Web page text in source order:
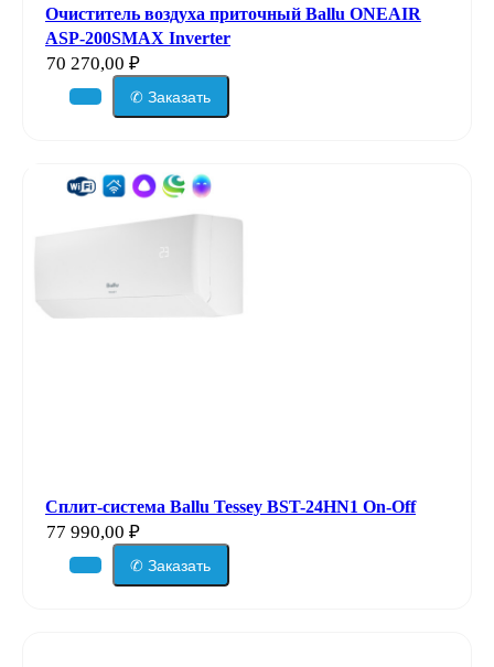
Очиститель воздуха приточный Ballu ONEAIR
ASP-200SMAX Inverter
70 270,00 ₽
✆ Заказать
Сплит-система Ballu Tessey BST-24HN1 On-Off
77 990,00 ₽
✆ Заказать